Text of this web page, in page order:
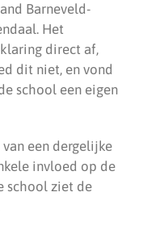
Barneveld-
Het
direct af,
dit niet, en vond
school een eigen
een dergelijke
invloed op de
school ziet de